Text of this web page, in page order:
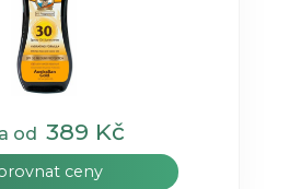
od 389 Kč
ceny